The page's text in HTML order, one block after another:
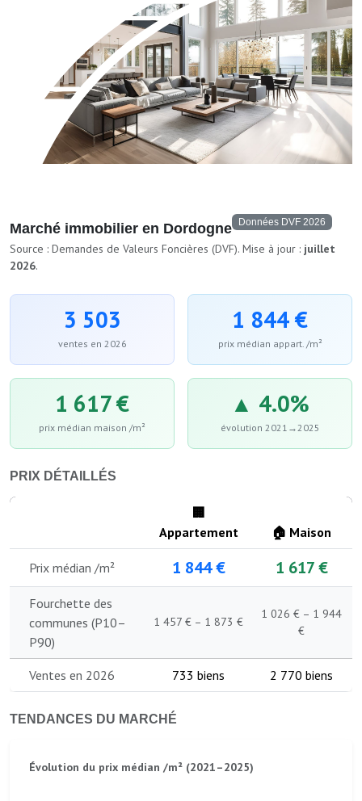
Marché immobilier en Dordogne Données DVF 2026
Source : Demandes de Valeurs Foncières (DVF). Mise à jour : juillet
2026.
3 503
ventes en 2026
1 844 €
prix médian appart. /m²
1 617 €
prix médian maison /m²
▲ 4.0%
évolution 2021→2025
PRIX DÉTAILLÉS
🏢
Appartement
🏠 Maison
Prix médian /m² 1 844 € 1 617 €
Fourchette des
communes (P10–
P90)
1 457 € – 1 873 €
1 026 € – 1 944
€
Ventes en 2026 733 biens 2 770 biens
TENDANCES DU MARCHÉ
Évolution du prix médian /m² (2021–2025)